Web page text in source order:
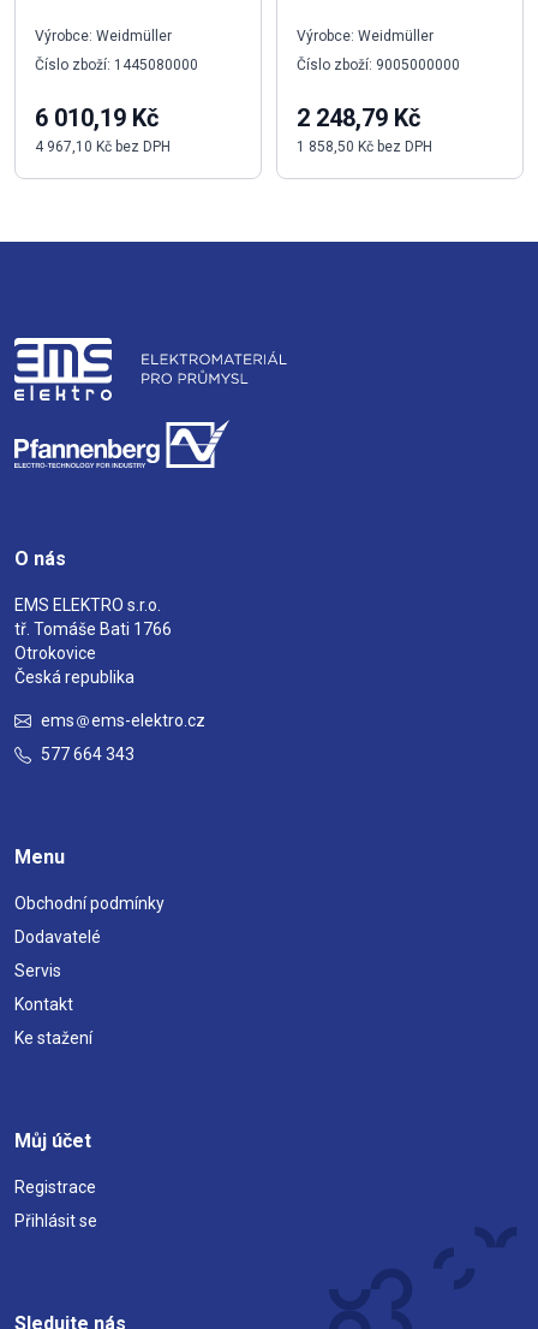
Výrobce: Weidmüller
Číslo zboží: 1445080000
6 010,19 Kč
4 967,10 Kč bez DPH
Výrobce: Weidmüller
Číslo zboží: 9005000000
2 248,79 Kč
1 858,50 Kč bez DPH
O nás
EMS ELEKTRO s.r.o.
tř. Tomáše Bati 1766
Otrokovice
Česká republika
ems
ems-elektro.cz
577 664 343
Menu
Obchodní podmínky
Dodavatelé
Servis
Kontakt
Ke stažení
Můj účet
Registrace
Přihlásit se
Sledujte nás